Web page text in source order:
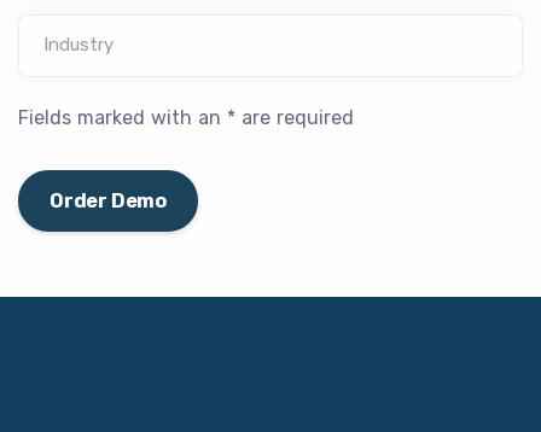
Industry
Fields marked with an * are required
Order Demo